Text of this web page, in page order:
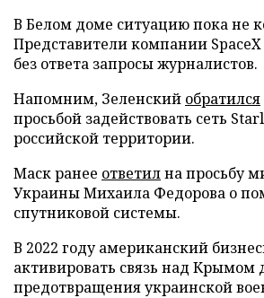
В Белом доме ситуацию пока не
Представители компании
без ответа запросы журналистов.
Напомним, Зеленский обратился
просьбой задействовать сеть
российской территории.
Маск ранее ответилна просьбу
Украины Михаила Федорова о
спутниковой системы.
В 2022 году американский
активировать связь над Крымом
предотвращения украинской